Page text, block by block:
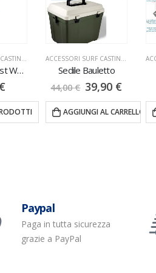
ACCESSORI SURF CASTING,NOVITÀ,STIVALI & SCAFANDRI
Scafandro Chest Wader Taslon
ACCESSORI SURF CASTING,
Sedile Bauletto
44,00€ 39,90€
AGGIUNGI AL CARRELLO
Paypal
Paga in tutta sicurezza
grazie a PayPal